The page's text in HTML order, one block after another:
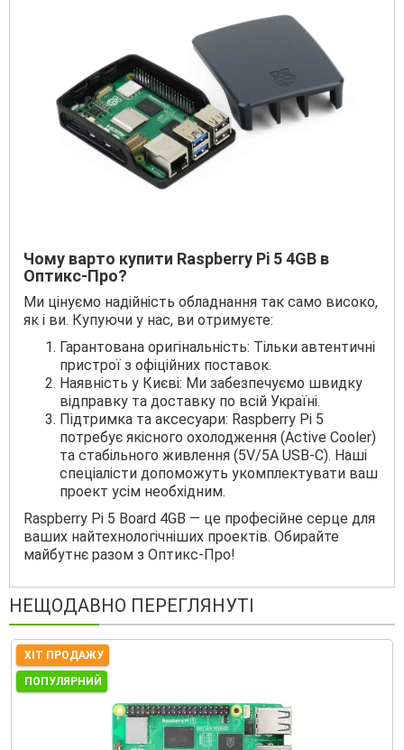
Чому варто купити Raspberry Pi 5 4GB в
Оптикс-Про?
Ми цінуємо надійність обладнання так само високо,
як і ви. Купуючи у нас, ви отримуєте:
Гарантована оригінальність: Тільки автентичні
пристрої з офіційних поставок.
Наявність у Києві: Ми забезпечуємо швидку
відправку та доставку по всій Україні.
Підтримка та аксесуари: Raspberry Pi 5
потребує якісного охолодження (Active Cooler)
та стабільного живлення (5V/5A USB-C). Наші
спеціалісти допоможуть укомплектувати ваш
проект усім необхідним.
Raspberry Pi 5 Board 4GB — це професійне серце для
ваших найтехнологічніших проектів. Обирайте
майбутнє разом з Оптикс-Про!
НЕЩОДАВНО ПЕРЕГЛЯНУТІ
ХІТ ПРОДАЖУ
ПОПУЛЯРНИЙ